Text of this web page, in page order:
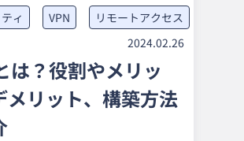
ィ VPN
リモートアクセス
2024.02.26
は？役割やメリッ
メリット、構築方法